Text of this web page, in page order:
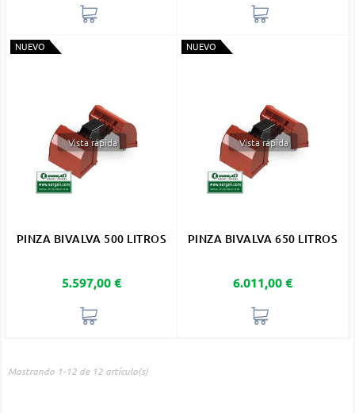
NUEVO
Vista rápida
PINZA BIVALVA 500 LITROS
Precio
5.597,00 €
NUEVO
Vista rápida
PINZA BIVALVA 650 LITROS
Precio
6.011,00 €
Mostrando 1-12 de 12 artículo(s)